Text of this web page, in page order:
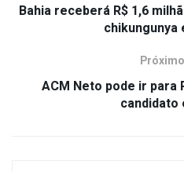
Bahia receberá R$ 1,6
chikungunya
ACM Neto pode ir para
candidato